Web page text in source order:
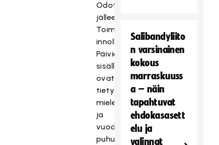
Odotan
jälleen
Toimihenkilöpäiviä
innolla!
Päivien
sisällöt
ovat
tietysti
mielenkiintoiset
ja
vuoden
puhujanakin
Salibandyliito
n varsinainen
kokous
marraskuuss
a – näin
tapahtuvat
ehdokasasett
elu ja
valinnat